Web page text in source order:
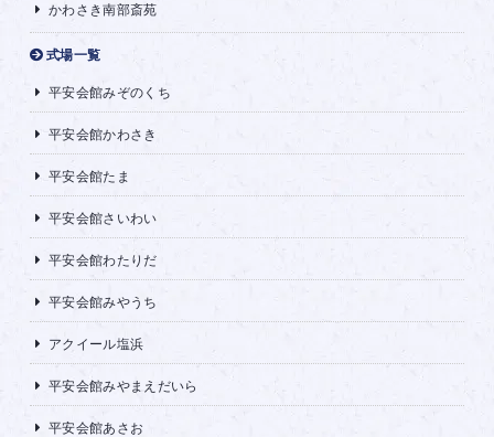
かわさき南部斎苑
式場一覧
平安会館みぞのくち
平安会館かわさき
平安会館たま
平安会館さいわい
平安会館わたりだ
平安会館みやうち
アクイール塩浜
平安会館みやまえだいら
平安会館あさお